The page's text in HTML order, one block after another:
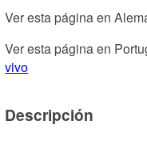
Ver esta página en
Ver esta página en
vivo
Descripción